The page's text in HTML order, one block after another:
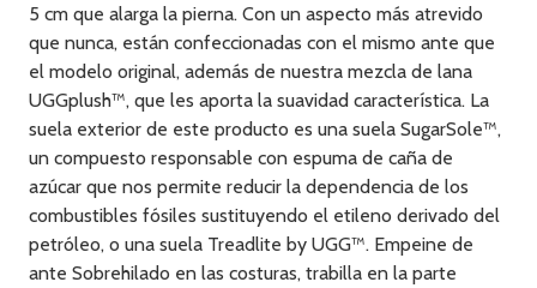
5 cm que alarga la pierna. Con un aspecto más atrevido
que nunca, están confeccionadas con el mismo ante que
el modelo original, además de nuestra mezcla de lana
UGGplush™, que les aporta la suavidad característica. La
suela exterior de este producto es una suela SugarSole™,
un compuesto responsable con espuma de caña de
azúcar que nos permite reducir la dependencia de los
combustibles fósiles sustituyendo el etileno derivado del
petróleo, o una suela Treadlite by UGG™. Empeine de
ante Sobrehilado en las costuras, trabilla en la parte